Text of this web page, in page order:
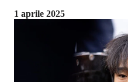
1 aprile 2025